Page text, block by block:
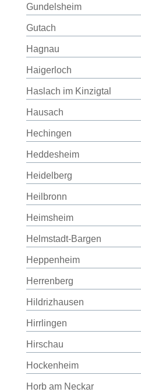
Gundelsheim
Gutach
Hagnau
Haigerloch
Haslach im Kinzigtal
Hausach
Hechingen
Heddesheim
Heidelberg
Heilbronn
Heimsheim
Helmstadt-Bargen
Heppenheim
Herrenberg
Hildrizhausen
Hirrlingen
Hirschau
Hockenheim
Horb am Neckar